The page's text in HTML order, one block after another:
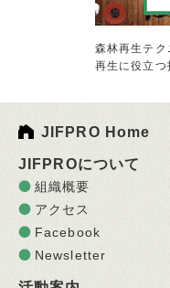
森林再生テ
再生に役立
JIFPRO Home
JIFPROについて
組織概要
アクセス
Facebook
Newsletter